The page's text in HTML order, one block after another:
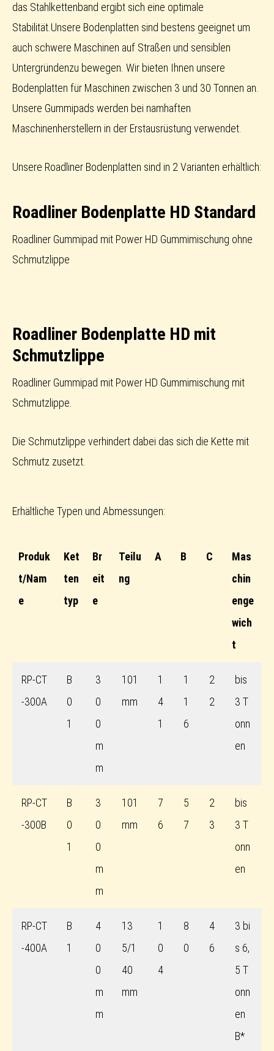
das Stahlkettenband ergibt sich eine optimale
Stabilität.Unsere Bodenplatten sind bestens geeignet um
auch schwere Maschinen auf Straßen und sensiblen
Untergründenzu bewegen. Wir bieten Ihnen unsere
Bodenplatten für Maschinen zwischen 3 und 30 Tonnen an.
Unsere Gummipads werden bei namhaften
Maschinenherstellern in der Erstausrüstung verwendet.
Unsere Roadliner Bodenplatten sind in 2 Varianten erhältlich:
Roadliner Bodenplatte HD Standard
Roadliner Gummipad mit Power HD Gummimischung ohne
Schmutzlippe
Roadliner Bodenplatte HD mit
Schmutzlippe
Roadliner Gummipad mit Power HD Gummimischung mit
Schmutzlippe.
Die Schmutzlippe verhindert dabei das sich die Kette mit
Schmutz zusetzt.
Erhältliche Typen und Abmessungen:
Produk
t/Nam
e
Ket
ten
typ
Br
eit
e
Teilu
ng
A B C
Mas
chin
enge
wich
t
RP-CT
-300A
B
0
1
3
0
0
m
m
101
mm
1
4
1
1
1
6
2
2
bis
3 T
onn
en
RP-CT
-300B
B
0
1
3
0
0
m
m
101
mm
7
6
5
7
2
3
bis
3 T
onn
en
RP-CT
-400A
B
1
4
0
0
m
m
13
5/1
40
mm
1
0
4
8
0
4
6
3 bi
s 6,
5 T
onn
en
B*